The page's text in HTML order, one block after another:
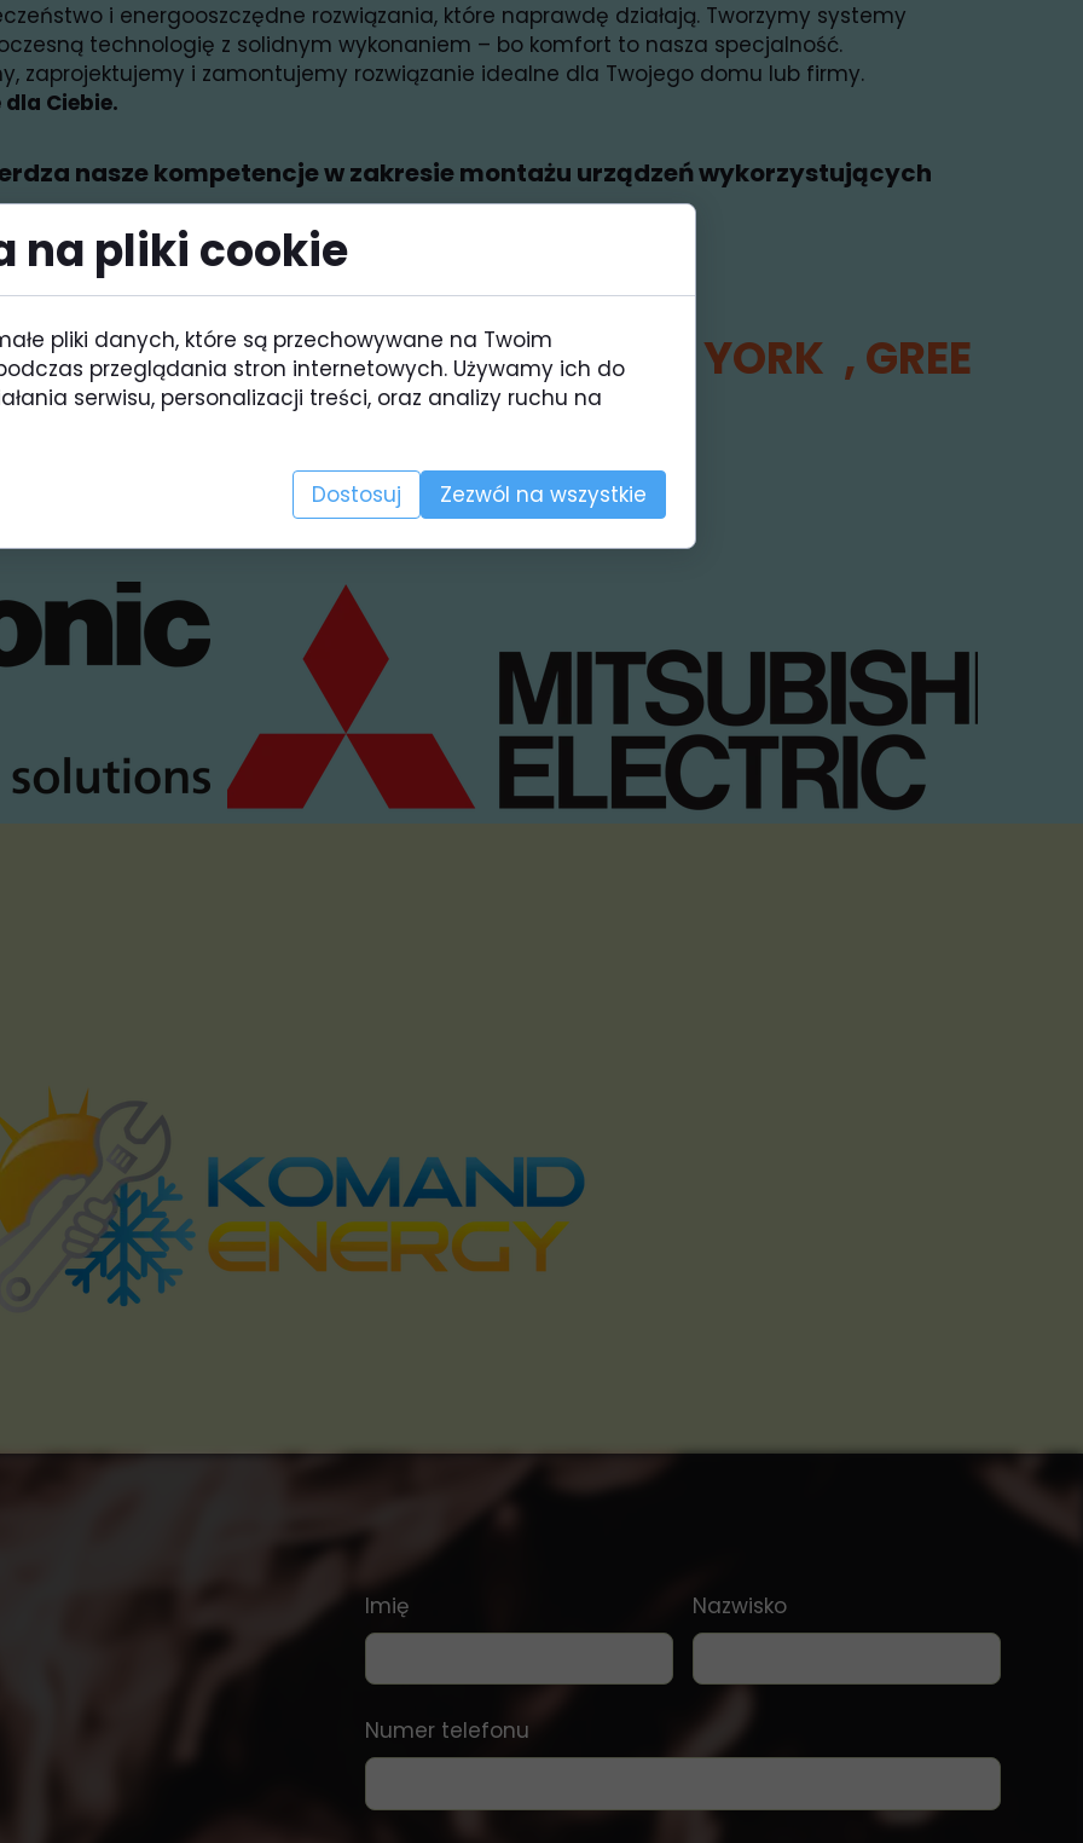
i energooszczędne rozwiązania, które naprawdę działają. Tworzymy systemy
technologię z solidnym wykonaniem – bo komfort to nasza specjalność.
zaprojektujemy i zamontujemy rozwiązanie idealne dla Twojego domu lub firmy.
dla Ciebie.
nasze kompetencje w zakresie montażu urządzeń wykorzystujących
renomowanych marek, takich jak
Electric, DAIKIN , Haier,AUX YORK , GREE
Imię Nazwisko
Numer telefonu
na pliki cookie
pliki danych, które są przechowywane na Twoim
przeglądania stron internetowych. Używamy ich do
serwisu, personalizacji treści, oraz analizy ruchu na
Dostosuj Zezwól na wszystkie